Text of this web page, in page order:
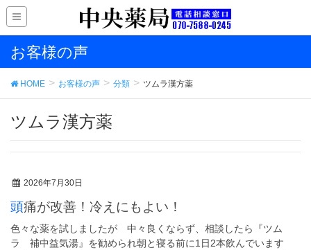
お客様の声
HOME お客様の声 分類 ツムラ漢方薬
ツムラ漢方薬
2026年7月30日
頭痛が改善！冷えにもよい！
色々な薬を試しましたが 中々良くならず、相談したら『ツム
ラ 補中益気湯』を勧められ朝と寝る前に1日2本飲んでいます